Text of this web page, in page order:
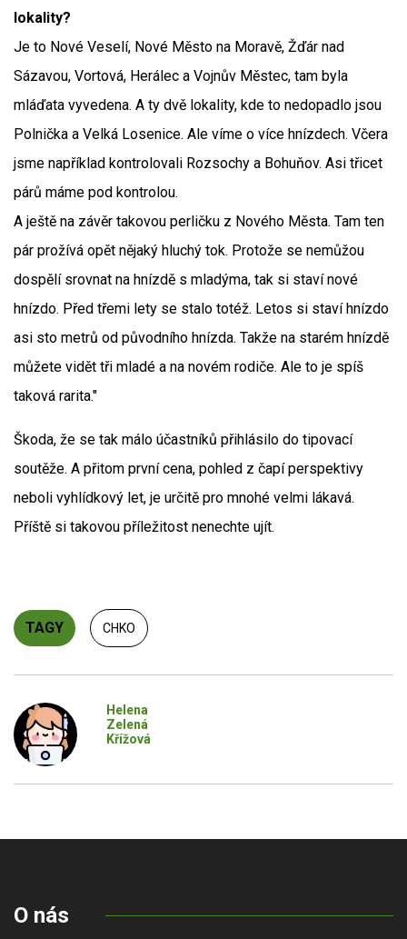
lokality?
Je to Nové Veselí, Nové Město na Moravě, Žďár nad
Sázavou, Vortová, Herálec a Vojnův Městec, tam byla
mláďata vyvedena. A ty dvě lokality, kde to nedopadlo jsou
Polnička a Velká Losenice. Ale víme o více hnízdech. Včera
jsme například kontrolovali Rozsochy a Bohuňov. Asi třicet
párů máme pod kontrolou.
A ještě na závěr takovou perličku z Nového Města. Tam ten
pár prožívá opět nějaký hluchý tok. Protože se nemůžou
dospělí srovnat na hnízdě s mladýma, tak si staví nové
hnízdo. Před třemi lety se stalo totéž. Letos si staví hnízdo
asi sto metrů od původního hnízda. Takže na starém hnízdě
můžete vidět tři mladé a na novém rodiče. Ale to je spíš
taková rarita."
Škoda, že se tak málo účastníků přihlásilo do tipovací
soutěže. A přitom první cena, pohled z čapí perspektivy
neboli vyhlídkový let, je určitě pro mnohé velmi lákavá.
Příště si takovou příležitost nenechte ujít.
TAGY CHKO
Helena
Zelená
Křížová
O nás